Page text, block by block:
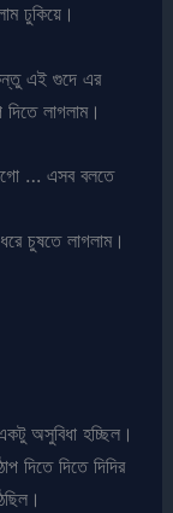
ঢুকিয়ে।
এই গুদে এর
লাগলাম।
… এসব বলতে
চুষতে লাগলাম।
অসুবিধা হচ্ছিল।
দিতে দিতে দিদির